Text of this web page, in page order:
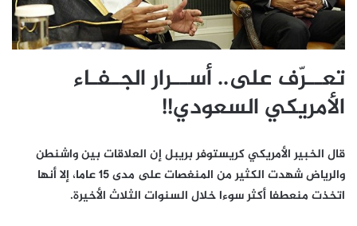
تعــرّف على.. أســرار الجـفـاء
الأمريكي السعودي!!
قال الخبير الأمريكي كريستوفر بريبل إن العلاقات بين واشنطن
والرياض شهدت الكثير من المنغصات على مدى 15 عاما، إلا أنها
اتخذت منعطفا أكثر سوءا خلال السنوات الثلاث الأخيرة.